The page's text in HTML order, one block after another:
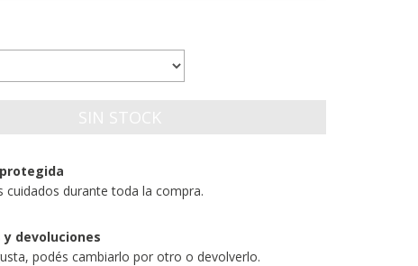
cuidados durante toda la compra.
y devoluciones
podés cambiarlo por otro o devolverlo.